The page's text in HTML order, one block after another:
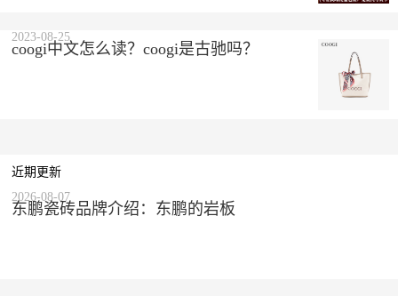
coogi中文怎么读？coogi是古驰吗？
2023-08-25
近期更新
东鹏瓷砖品牌介绍：东鹏的岩板
2026-08-07